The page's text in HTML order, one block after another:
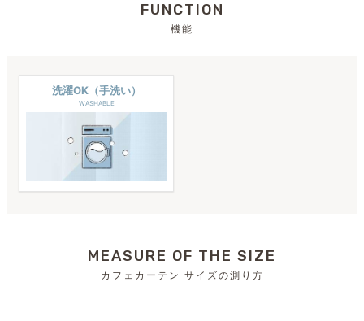
FUNCTION
機能
洗濯OK（手洗い）
WASHABLE
MEASURE OF THE SIZE
カフェカーテン サイズの測り方